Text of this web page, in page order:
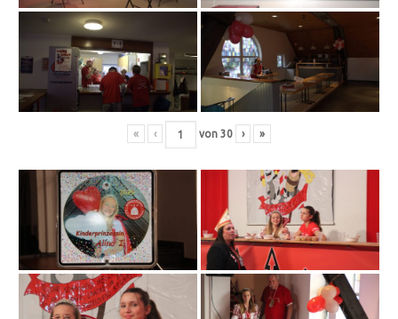
« ‹ von 30 › »